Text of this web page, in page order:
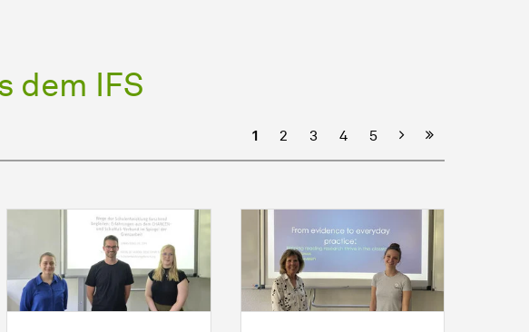
dem IFS
1 2 3 4 5 Nächste